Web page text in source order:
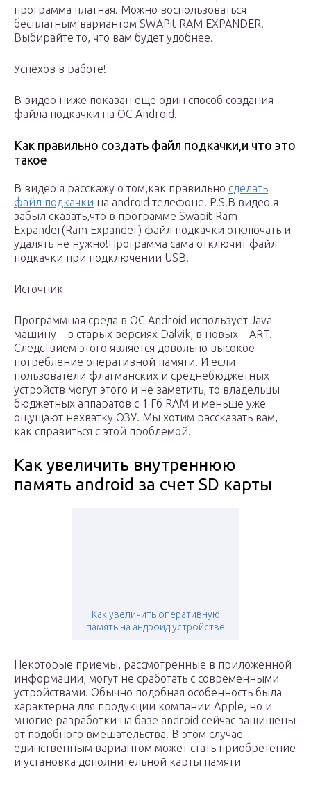
программа платная. Можно воспользоваться
бесплатным вариантом SWAPit RAM EXPANDER.
Выбирайте то, что вам будет удобнее.
Успехов в работе!
В видео ниже показан еще один способ создания
файла подкачки на ОС Android.
Как правильно создать файл подкачки,и что это
такое
В видео я расскажу о том,как правильно сделать
файл подкачки на android телефоне. P.S.В видео я
забыл сказать,что в программе Swapit Ram
Expander(Ram Expander) файл подкачки отключать и
удалять не нужно!Программа сама отключит файл
подкачки при подключении USB!
Источник
Программная среда в ОС Android использует Java-
машину – в старых версиях Dalvik, в новых – ART.
Следствием этого является довольно высокое
потребление оперативной памяти. И если
пользователи флагманских и среднебюджетных
устройств могут этого и не заметить, то владельцы
бюджетных аппаратов с 1 Гб RAM и меньше уже
ощущают нехватку ОЗУ. Мы хотим рассказать вам,
как справиться с этой проблемой.
Как увеличить внутреннюю
память android за счет SD карты
Как увеличить оперативную
память на андроид устройстве
Некоторые приемы, рассмотренные в приложенной
информации, могут не сработать с современными
устройствами. Обычно подобная особенность была
характерна для продукции компании Apple, но и
многие разработки на базе android сейчас защищены
от подобного вмешательства. В этом случае
единственным вариантом может стать приобретение
и установка дополнительной карты памяти